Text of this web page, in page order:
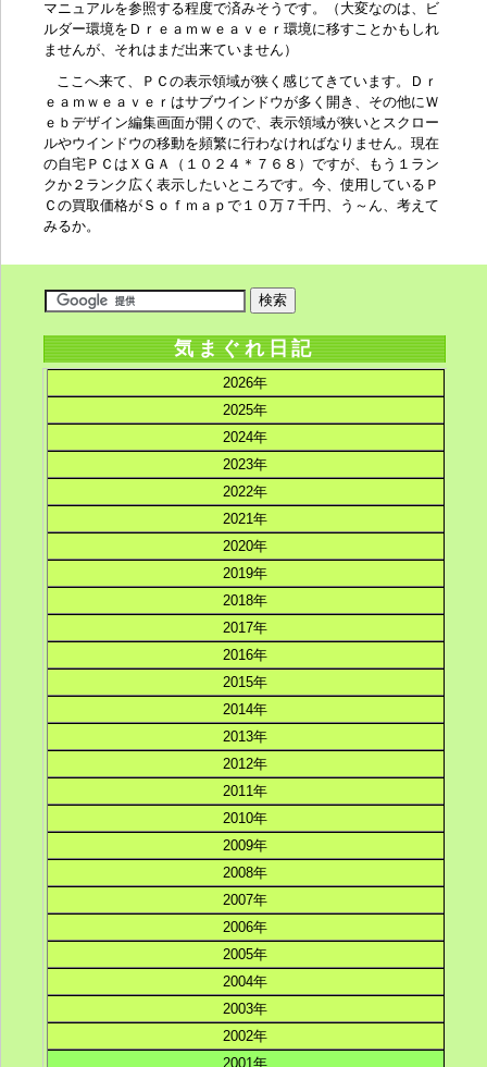
マニュアルを参照する程度で済みそうです。（大変なのは、ビ
ルダー環境をＤｒｅａｍｗｅａｖｅｒ環境に移すことかもしれ
ませんが、それはまだ出来ていません）
ここへ来て、ＰＣの表示領域が狭く感じてきています。Ｄｒ
ｅａｍｗｅａｖｅｒはサブウインドウが多く開き、その他にＷ
ｅｂデザイン編集画面が開くので、表示領域が狭いとスクロー
ルやウインドウの移動を頻繁に行わなければなりません。現在
の自宅ＰＣはＸＧＡ（１０２４＊７６８）ですが、もう１ラン
クか２ランク広く表示したいところです。今、使用しているＰ
Ｃの買取価格がＳｏｆｍａｐで１０万７千円、う～ん、考えて
みるか。
気まぐれ日記